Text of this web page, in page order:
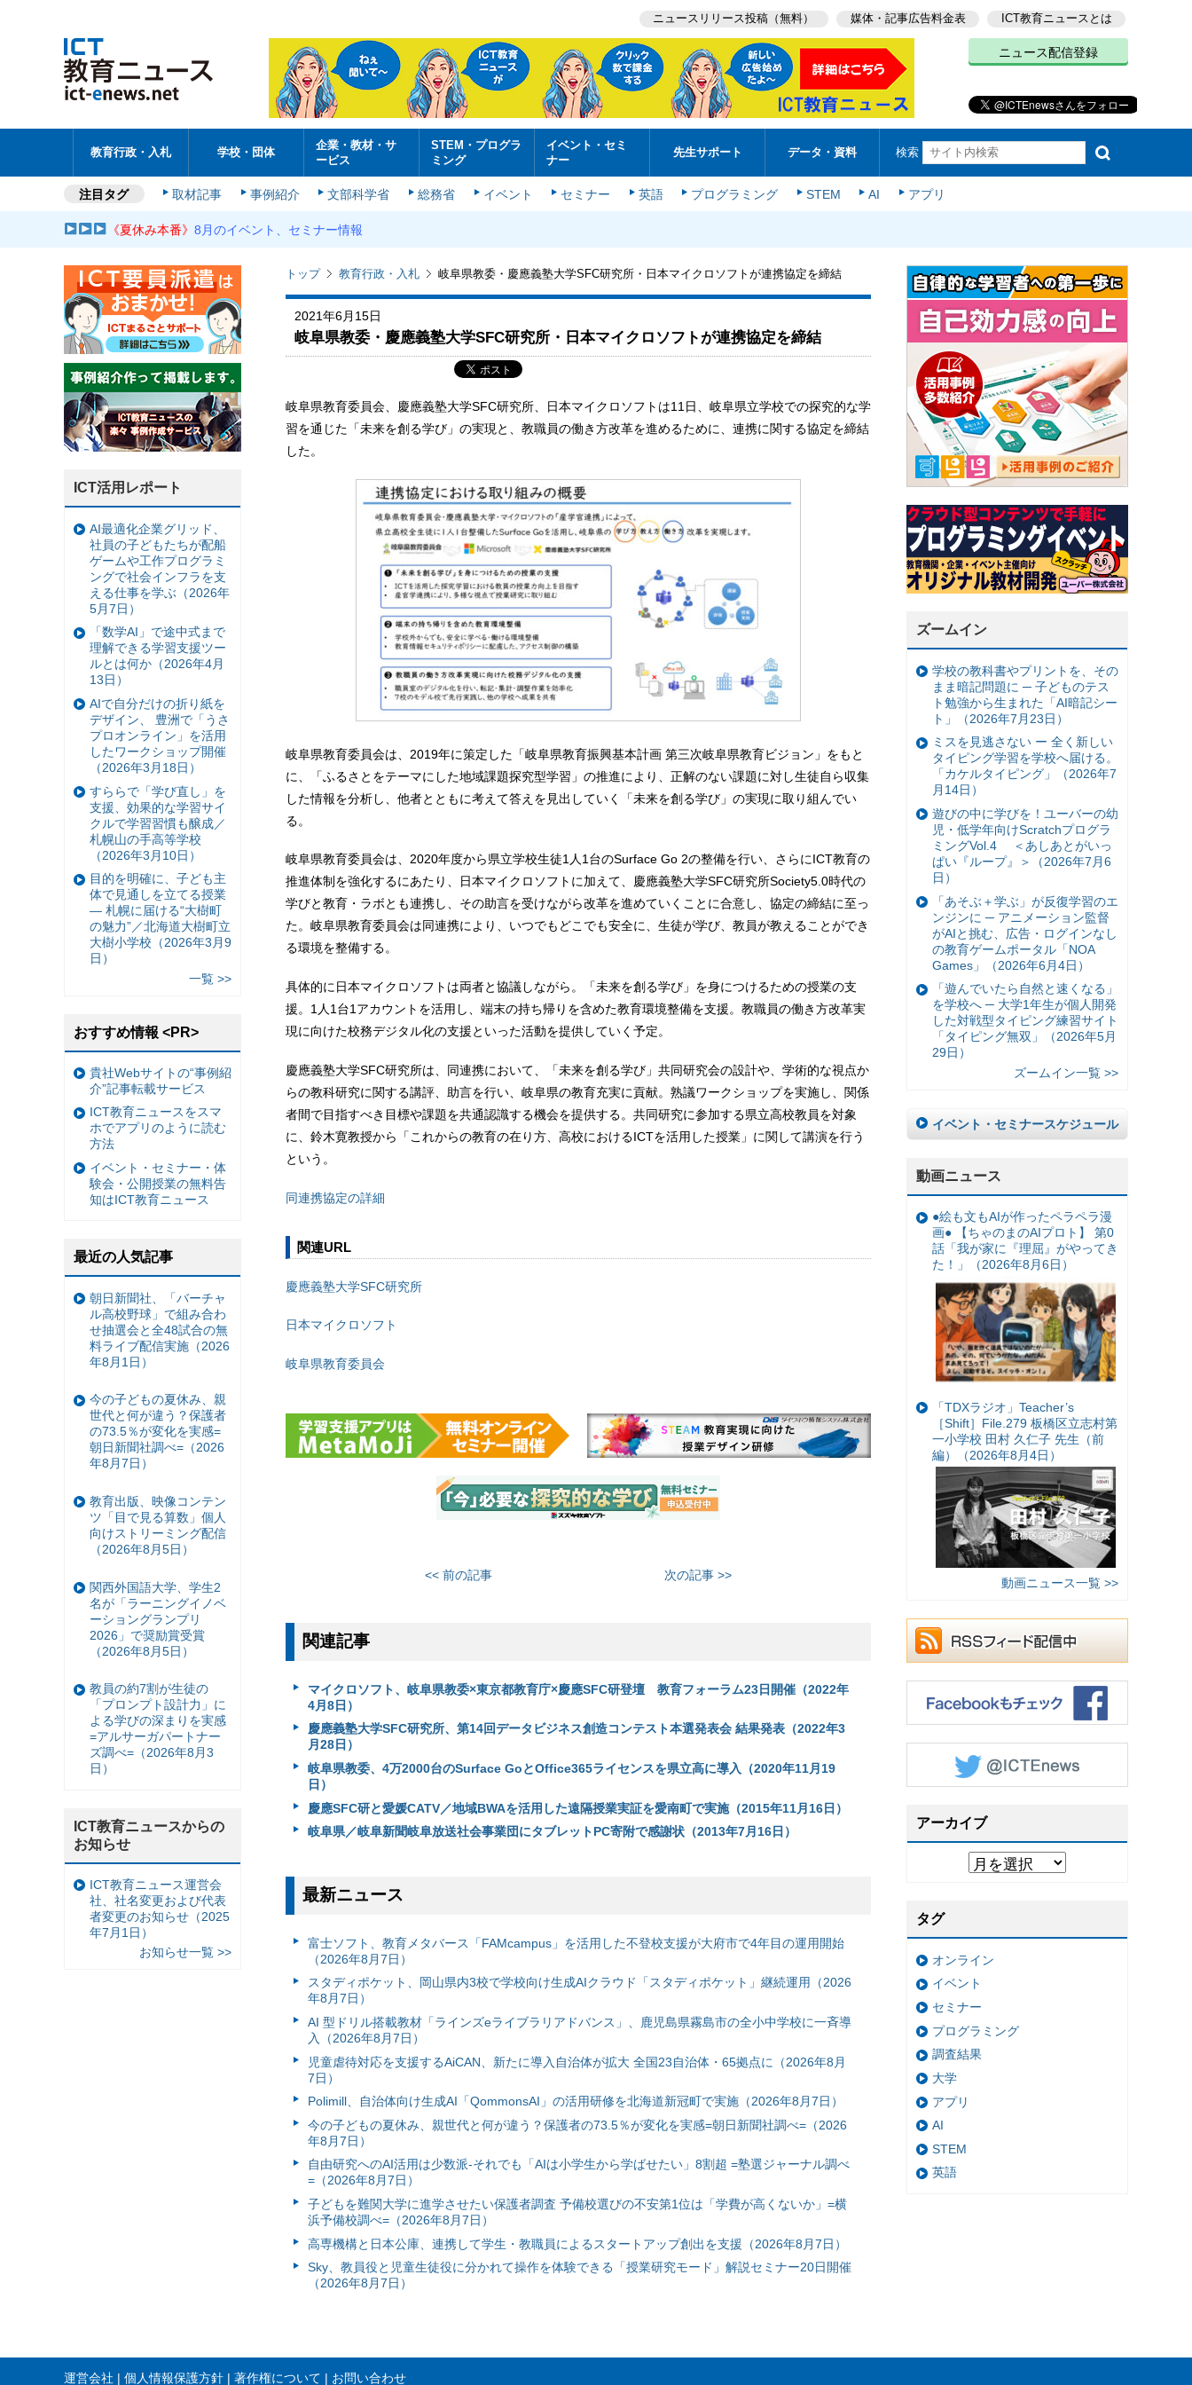
ニュースリリース投稿（無料） 媒体・記事広告料金表 ICT教育ニュースとは
ニュース配信登録
教育行政・入札 学校・団体
企業・教材・サ
ービス
STEM・プログラ
ミング
イベント・セミ
ナー
先生サポート データ・資料 検索
注目タグ 取材記事 事例紹介 文部科学省 総務省 イベント セミナー 英語 プログラミング STEM AI アプリ
《夏休み本番》8月のイベント、セミナー情報
トップ 教育行政・入札 岐阜県教委・慶應義塾大学SFC研究所・日本マイクロソフトが連携協定を締結
2021年6月15日
岐阜県教委・慶應義塾大学SFC研究所・日本マイクロソフトが連携協定を締結
岐阜県教育委員会、慶應義塾大学SFC研究所、日本マイクロソフトは11日、岐阜県立学校での探究的な学
習を通じた「未来を創る学び」の実現と、教職員の働き方改革を進めるために、連携に関する協定を締結
した。
岐阜県教育委員会は、2019年に策定した「岐阜県教育振興基本計画 第三次岐阜県教育ビジョン」をもと
に、「ふるさとをテーマにした地域課題探究型学習」の推進により、正解のない課題に対し生徒自ら収集
した情報を分析し、他者とともに考えて答えを見出していく「未来を創る学び」の実現に取り組んでい
る。
岐阜県教育委員会は、2020年度から県立学校生徒1人1台のSurface Go 2の整備を行い、さらにICT教育の
推進体制を強化するにあたり、日本マイクロソフトに加えて、慶應義塾大学SFC研究所Society5.0時代の
学びと教育・ラボとも連携し、その助言を受けながら改革を進めていくことに合意し、協定の締結に至っ
た。岐阜県教育委員会は同連携により、いつでもどこでも安全に、生徒が学び、教員が教えることができ
る環境を整備する。
具体的に日本マイクロソフトは両者と協議しながら。「未来を創る学び」を身につけるための授業の支
援。1人1台1アカウントを活用し、端末の持ち帰りを含めた教育環境整備を支援。教職員の働き方改革実
現に向けた校務デジタル化の支援といった活動を提供していく予定。
慶應義塾大学SFC研究所は、同連携において、「未来を創る学び」共同研究会の設計や、学術的な視点か
らの教科研究に関する講評、助言を行い、岐阜県の教育充実に貢献。熟議ワークショップを実施し、関係
者間で目指すべき目標や課題を共通認識する機会を提供する。共同研究に参加する県立高校教員を対象
に、鈴木寛教授から「これからの教育の在り方、高校におけるICTを活用した授業」に関して講演を行う
という。
同連携協定の詳細
関連URL
慶應義塾大学SFC研究所
日本マイクロソフト
岐阜県教育委員会
<< 前の記事 次の記事 >>
関連記事
マイクロソフト、岐阜県教委×東京都教育庁×慶應SFC研登壇 教育フォーラム23日開催（2022年
4月8日）
慶應義塾大学SFC研究所、第14回データビジネス創造コンテスト本選発表会 結果発表（2022年3
月28日）
岐阜県教委、4万2000台のSurface GoとOffice365ライセンスを県立高に導入（2020年11月19
日）
慶應SFC研と愛媛CATV／地域BWAを活用した遠隔授業実証を愛南町で実施（2015年11月16日）
岐阜県／岐阜新聞岐阜放送社会事業団にタブレットPC寄附で感謝状（2013年7月16日）
最新ニュース
富⼠ソフト、教育メタバース「FAMcampus」を活用した不登校支援が大府市で4年目の運用開始
（2026年8月7日）
スタディポケット、岡山県内3校で学校向け生成AIクラウド「スタディポケット」継続運用（2026
年8月7日）
AI 型ドリル搭載教材「ラインズeライブラリアドバンス」、鹿児島県霧島市の全小中学校に一斉導
入（2026年8月7日）
児童虐待対応を支援するAiCAN、新たに導入自治体が拡大 全国23自治体・65拠点に（2026年8月
7日）
Polimill、自治体向け生成AI「QommonsAI」の活用研修を北海道新冠町で実施（2026年8月7日）
今の子どもの夏休み、親世代と何が違う？保護者の73.5％が変化を実感=朝日新聞社調べ=（2026
年8月7日）
自由研究へのAI活用は少数派-それでも「AIは小学生から学ばせたい」8割超 =塾選ジャーナル調べ
=（2026年8月7日）
子どもを難関大学に進学させたい保護者調査 予備校選びの不安第1位は「学費が高くないか」=横
浜予備校調べ=（2026年8月7日）
高専機構と日本公庫、連携して学生・教職員によるスタートアップ創出を支援（2026年8月7日）
Sky、教員役と児童生徒役に分かれて操作を体験できる「授業研究モード」解説セミナー20日開催
（2026年8月7日）
ズームイン
学校の教科書やプリントを、その
まま暗記問題に ─ 子どものテス
ト勉強から生まれた「AI暗記シー
ト」（2026年7月23日）
ミスを見逃さない ー 全く新しい
タイピング学習を学校へ届ける。
「カケルタイピング」（2026年7
月14日）
遊びの中に学びを！ユーバーの幼
児・低学年向けScratchプログラ
ミングVol.4 ＜あしあとがいっ
ぱい『ループ』＞（2026年7月6
日）
「あそぶ＋学ぶ」が反復学習のエ
ンジンに ─ アニメーション監督
がAIと挑む、広告・ログインなし
の教育ゲームポータル「NOA
Games」（2026年6月4日）
「遊んでいたら自然と速くなる」
を学校へ ─ 大学1年生が個人開発
した対戦型タイピング練習サイト
「タイピング無双」（2026年5月
29日）
ズームイン一覧 >>
イベント・セミナースケジュール
動画ニュース
●絵も文もAIが作ったペラペラ漫
画● 【ちゃのまのAIプロト】 第0
話「我が家に『理屈』がやってき
た！」（2026年8月6日）
「TDXラジオ」Teacher’s
［Shift］File.279 板橋区立志村第
一小学校 田村 久仁子 先生（前
編）（2026年8月4日）
動画ニュース一覧 >>
アーカイブ
タグ
オンライン
イベント
セミナー
プログラミング
調査結果
大学
アプリ
AI
STEM
英語
ICT活用レポート
AI最適化企業グリッド、
社員の子どもたちが配船
ゲームや工作プログラミ
ングで社会インフラを支
える仕事を学ぶ（2026年
5月7日）
「数学AI」で途中式まで
理解できる学習支援ツー
ルとは何か（2026年4月
13日）
AIで自分だけの折り紙を
デザイン、 豊洲で「うさ
プロオンライン」を活用
したワークショップ開催
（2026年3月18日）
すららで「学び直し」を
支援、効果的な学習サイ
クルで学習習慣も醸成／
札幌山の手高等学校
（2026年3月10日）
目的を明確に、子ども主
体で見通しを立てる授業
— 札幌に届ける“大樹町
の魅力”／北海道大樹町立
大樹小学校（2026年3月9
日）
一覧 >>
おすすめ情報 <PR>
貴社Webサイトの“事例紹
介”記事転載サービス
ICT教育ニュースをスマ
ホでアプリのように読む
方法
イベント・セミナー・体
験会・公開授業の無料告
知はICT教育ニュース
最近の人気記事
朝日新聞社、「バーチャ
ル高校野球」で組み合わ
せ抽選会と全48試合の無
料ライブ配信実施（2026
年8月1日）
今の子どもの夏休み、親
世代と何が違う？保護者
の73.5％が変化を実感=
朝日新聞社調べ=（2026
年8月7日）
教育出版、映像コンテン
ツ「目で見る算数」個人
向けストリーミング配信
（2026年8月5日）
関西外国語大学、学生2
名が「ラーニングイノベ
ーショングランプリ
2026」で奨励賞受賞
（2026年8月5日）
教員の約7割が生徒の
「プロンプト設計力」に
よる学びの深まりを実感
=アルサーガパートナー
ズ調べ=（2026年8月3
日）
ICT教育ニュースからの
お知らせ
ICT教育ニュース運営会
社、社名変更および代表
者変更のお知らせ（2025
年7月1日）
お知らせ一覧 >>
運営会社 個人情報保護方針 著作権について お問い合わせ